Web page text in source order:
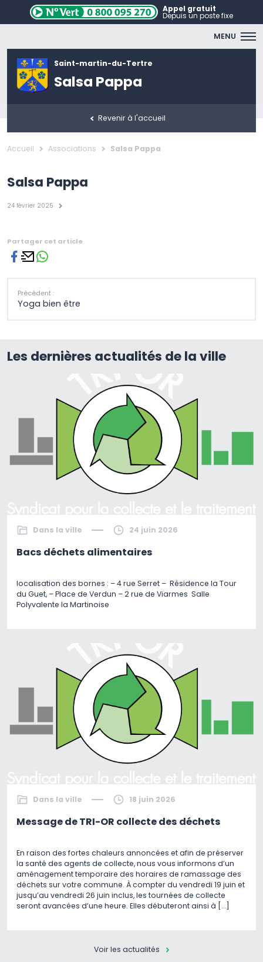
Appel gratuit
Depuis un poste fixe
MENU
Saint-martin-du-Tertre
Salsa Pappa
Revenir à l'accueil
Accueil Associations Salsa Pappa
Salsa Pappa
24 février 2025
Partager cet article
Précédent :
Yoga bien être
Les dernières actualités de la ville
Dans la ville 24 juin 2026
Bacs déchets alimentaires
localisation des bornes : – 4 rue Serret – Résidence la Tour
du Guet, – Place de Verdun – 2 rue de Viarmes Salle
Polyvalente la Martinoise
Dans la ville 18 juin 2026
Message de TRI-OR collecte des déchets
En raison des fortes chaleurs annoncées et afin de préserver
la santé des agents de collecte, nous vous informons d’un
aménagement temporaire des horaires de ramassage des
déchets sur votre commune. À compter du vendredi 19 juin et
jusqu’au vendredi 26 juin inclus, les tournées de collecte
seront avancées d’une heure. Elles débuteront ainsi à […]
Voir les actualités